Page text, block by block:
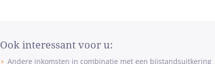
Ook interessant voor u:
Andere inkomsten in combinatie met een bijstandsuitkering